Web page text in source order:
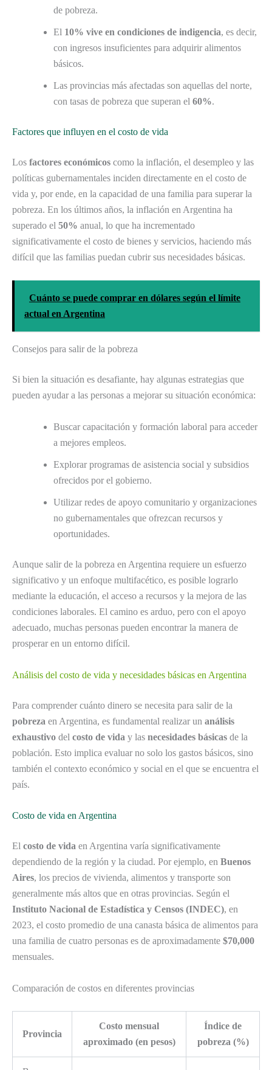
de pobreza.
El 10% vive en condiciones de indigencia, es decir,
con ingresos insuficientes para adquirir alimentos
básicos.
Las provincias más afectadas son aquellas del norte,
con tasas de pobreza que superan el 60%.
Factores que influyen en el costo de vida
Los factores económicos como la inflación, el desempleo y las
políticas gubernamentales inciden directamente en el costo de
vida y, por ende, en la capacidad de una familia para superar la
pobreza. En los últimos años, la inflación en Argentina ha
superado el 50% anual, lo que ha incrementado
significativamente el costo de bienes y servicios, haciendo más
difícil que las familias puedan cubrir sus necesidades básicas.
Cuánto se puede comprar en dólares según el límite
actual en Argentina
Consejos para salir de la pobreza
Si bien la situación es desafiante, hay algunas estrategias que
pueden ayudar a las personas a mejorar su situación económica:
Buscar capacitación y formación laboral para acceder
a mejores empleos.
Explorar programas de asistencia social y subsidios
ofrecidos por el gobierno.
Utilizar redes de apoyo comunitario y organizaciones
no gubernamentales que ofrezcan recursos y
oportunidades.
Aunque salir de la pobreza en Argentina requiere un esfuerzo
significativo y un enfoque multifacético, es posible lograrlo
mediante la educación, el acceso a recursos y la mejora de las
condiciones laborales. El camino es arduo, pero con el apoyo
adecuado, muchas personas pueden encontrar la manera de
prosperar en un entorno difícil.
Análisis del costo de vida y necesidades básicas en Argentina
Para comprender cuánto dinero se necesita para salir de la
pobreza en Argentina, es fundamental realizar un análisis
exhaustivo del costo de vida y las necesidades básicas de la
población. Esto implica evaluar no solo los gastos básicos, sino
también el contexto económico y social en el que se encuentra el
país.
Costo de vida en Argentina
El costo de vida en Argentina varía significativamente
dependiendo de la región y la ciudad. Por ejemplo, en Buenos
Aires, los precios de vivienda, alimentos y transporte son
generalmente más altos que en otras provincias. Según el
Instituto Nacional de Estadística y Censos (INDEC), en
2023, el costo promedio de una canasta básica de alimentos para
una familia de cuatro personas es de aproximadamente $70,000
mensuales.
Comparación de costos en diferentes provincias
Provincia
Costo mensual
aproximado (en pesos)
Índice de
pobreza (%)